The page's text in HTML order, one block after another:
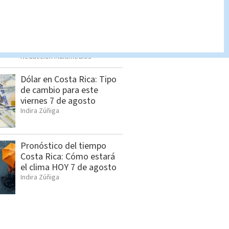
Sala IV da tres días a Yara
Redacción Multimedios
Dólar en Costa Rica: Tipo
de cambio para este
viernes 7 de agosto
Indira Zúñiga
Pronóstico del tiempo
Costa Rica: Cómo estará
el clima HOY 7 de agosto
Indira Zúñiga